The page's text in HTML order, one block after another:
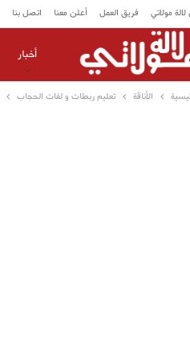
مولاتي فريق العمل أعلن معنا اتصل بنا
أخبار
الأناقة تعليم ربطات و لفات الحجاب